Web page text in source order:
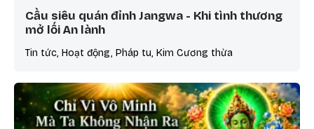
Cầu siêu quán đỉnh Jangwa - Khi tình thương
mở lối An lành
Tin tức, Hoạt động, Pháp tu, Kim Cương thừa